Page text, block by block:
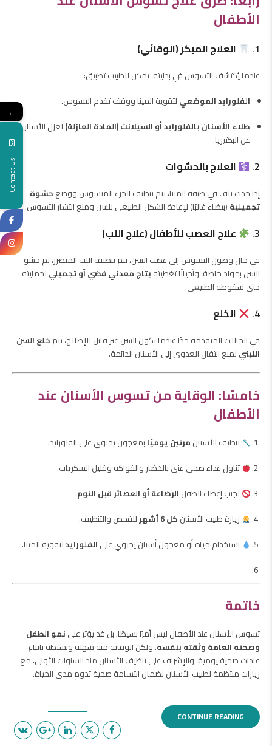
الأطفال
1. العلاج المبكر (الوقائي)
عندما يُكتشف التسوس في بدايته، يمكن للطبيب تطبيق:
الفلورايد الموضعي لتقوية المينا ووقف تقدم التسوس.
طلاء الأسنان بالفلورايد أو السيلانت (المادة العازلة) لعزل الأسنان
عن البكتيريا.
2. العلاج بالحشوات
إذا حدث تلف في طبقة المينا، يتم تنظيف الجزء المتسوس ووضع حشوة
تجميلية (بيضاء غالبًا) لإعادة الشكل الطبيعي للسن ومنع انتشار التسوس.
3. علاج العصب للأطفال (علاج اللب)
في حال وصول التسوس إلى عصب السن، يتم تنظيف اللب المتضرر، ثم حشو
السن بمواد خاصة، وأحيانًا تغطيته بتاج معدني فضي أو تجميلي لحمايته
حتى سقوطه الطبيعي.
4. الخلع
في الحالات المتقدمة جدًا عندما يكون السن غير قابل للإصلاح، يتم خلع السن
اللبني لمنع انتقال العدوى إلى الأسنان الدائمة.
خامسًا: الوقاية من تسوس الأسنان عند
الأطفال
تنظيف الأسنان مرتين يوميًا بمعجون يحتوي على الفلورايد.
تناول غذاء صحي غني بالخضار والفواكه وقليل السكريات.
تجنب إعطاء الطفل الرضاعة أو العصائر قبل النوم.
زيارة طبيب الأسنان كل 6 أشهر
للفحص والتنظيف.
استخدام مياه أو معجون أسنان يحتوي على الفلورايدلتقوية المينا.
خاتمة
تسوس الأسنان عند الأطفال ليس أمرًا بسيطًا، بل قد يؤثر على نمو الطفل
وصحته العامة وثقته بنفسه. ولكن الوقاية منه سهلة وبسيطة باتباع
عادات صحية يومية، والإشراف على تنظيف الأسنان منذ السنوات الأولى، مع
زيارات منتظمة لطبيب الأسنان لضمان ابتسامة صحية تدوم مدى الحياة.
CONTINUE READING
←
Contact Us